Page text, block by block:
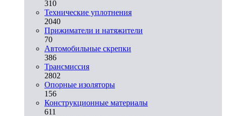
310
Технические уплотнения
2040
Прижиматели и натяжители
70
Автомобильные скрепки
386
Трансмиссия
2802
Опорные изоляторы
156
Конструкционные материалы
611